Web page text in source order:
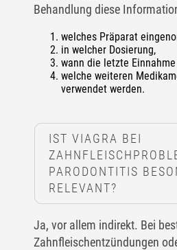
Behandlung diese
welches Präparat
in welcher Dosierung,
wann die letzte
welche weiteren
verwendet werden.
IST VIAGRA BEI
PARODONTITIS
RELEVANT?
Ja, vor allem indirekt. Bei
Zahnfleischentzündungen